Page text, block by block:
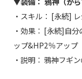
・スキル： [永続]
・効果： [永続]自
ップ&HP2％アップ
・説明： 鴉神フギ